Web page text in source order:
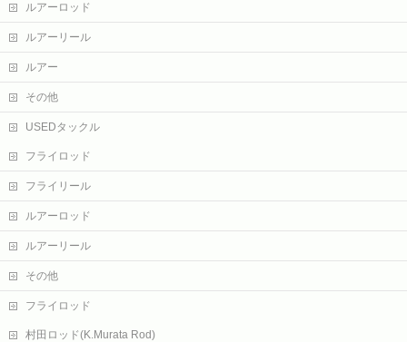
ルアーロッド
ルアーリール
ルアー
その他
USEDタックル
フライロッド
フライリール
ルアーロッド
ルアーリール
その他
フライロッド
村田ロッド(K.Murata Rod)